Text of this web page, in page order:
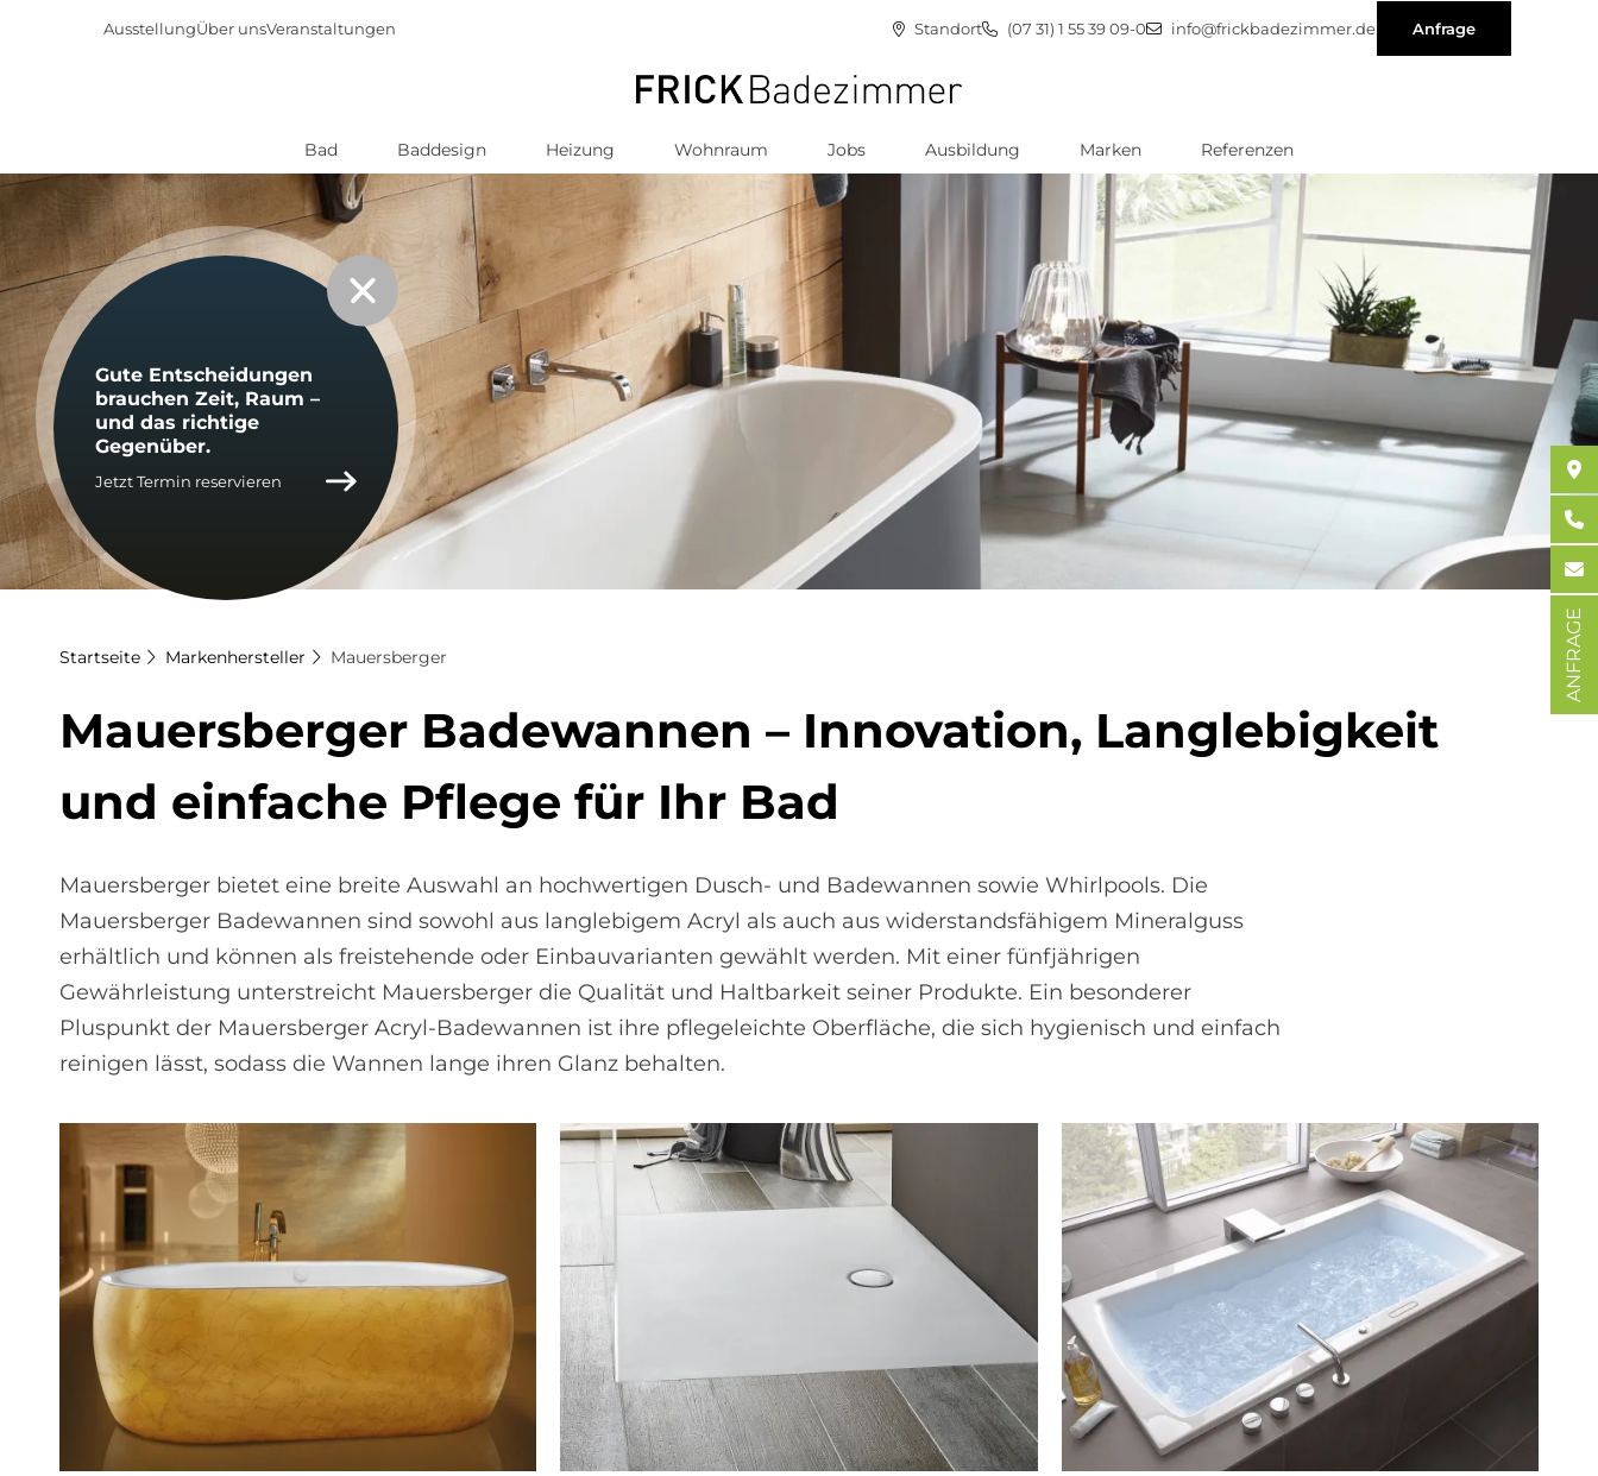
Direkt
AusstellungÜber unsVeranstaltungen Standort (07 31) 1 55 39 09-0 info@frickbadezimmer.de Anfrage
Bad Baddesign Heizung Wohnraum Jobs Ausbildung Marken Referenzen
Startseite Markenhersteller Mauersberger
Mau­ers­ber­ger Ba­de­wan­nen – In­no­va­ti­on, Lang­le­big­keit
und ein­fache Pfle­ge für Ihr Bad
Mauersberger bietet eine breite Auswahl an hochwertigen Dusch- und Badewannen sowie Whirlpools. Die
Mauersberger Badewannen sind sowohl aus langlebigem Acryl als auch aus widerstandsfähigem Mineralguss
erhältlich und können als freistehende oder Einbauvarianten gewählt werden. Mit einer fünfjährigen
Gewährleistung unterstreicht Mauersberger die Qualität und Haltbarkeit seiner Produkte. Ein besonderer
Pluspunkt der Mauersberger Acryl-Badewannen ist ihre pflegeleichte Oberfläche, die sich hygienisch und einfach
reinigen lässt, sodass die Wannen lange ihren Glanz behalten.
Gute Ent­schei­dun­gen
brau­chen Zeit, Raum –
und das rich­ti­ge
Ge­gen­über.
Jetzt Termin reservieren
ANFRAGE